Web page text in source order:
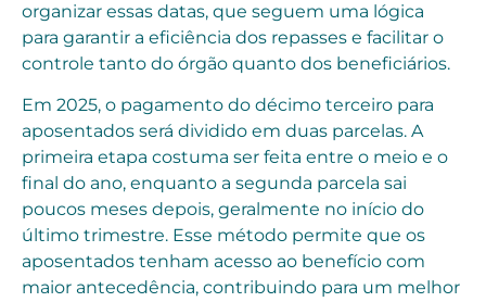
organizar essas datas, que seguem uma lógica
para garantir a eficiência dos repasses e facilitar o
controle tanto do órgão quanto dos beneficiários.
Em 2025, o pagamento do décimo terceiro para
aposentados será dividido em duas parcelas. A
primeira etapa costuma ser feita entre o meio e o
final do ano, enquanto a segunda parcela sai
poucos meses depois, geralmente no início do
último trimestre. Esse método permite que os
aposentados tenham acesso ao benefício com
maior antecedência, contribuindo para um melhor